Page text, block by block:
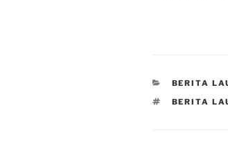
BERITA
TAGS
BERITA